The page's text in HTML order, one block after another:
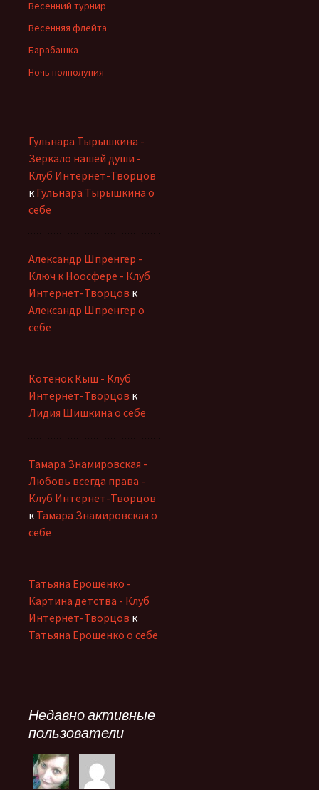
Весенний турнир
Весенняя флейта
Барабашка
Ночь полнолуния
Гульнара Тырышкина -
Зеркало нашей души -
Клуб Интернет-Творцов
к Гульнара Тырышкина о
себе
Александр Шпренгер -
Ключ к Ноосфере - Клуб
Интернет-Творцов к
Александр Шпренгер о
себе
Котенок Кыш - Клуб
Интернет-Творцов к
Лидия Шишкина о себе
Тамара Знамировская -
Любовь всегда права -
Клуб Интернет-Творцов
к Тамара Знамировская о
себе
Татьяна Ерошенко -
Картина детства - Клуб
Интернет-Творцов к
Татьяна Ерошенко о себе
Недавно активные
пользователи